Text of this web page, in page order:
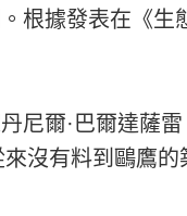
根據發表在《生
尼爾·巴爾達薩
沒有料到鷗鷹